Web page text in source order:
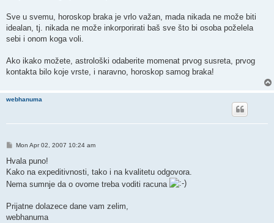
Sve u svemu, horoskop braka je vrlo važan, mada nikada ne može biti
idealan, tj. nikada ne može inkorporirati baš sve što bi osoba poželela
sebi i onom koga voli.
Ako ikako možete, astrološki odaberite momenat prvog susreta, prvog
kontakta bilo koje vrste, i naravno, horoskop samog braka!
webhanuma
P
s
Mon Apr 02, 2007 10:24 am
Hvala puno!
Kako na expeditivnosti, tako i na kvalitetu odgovora.
Nema sumnje da o ovome treba voditi racuna
Prijatne dolazece dane vam zelim,
webhanuma